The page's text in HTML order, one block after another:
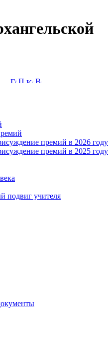
премий в 2026 году
премий в 2025 году
подвиг учителя